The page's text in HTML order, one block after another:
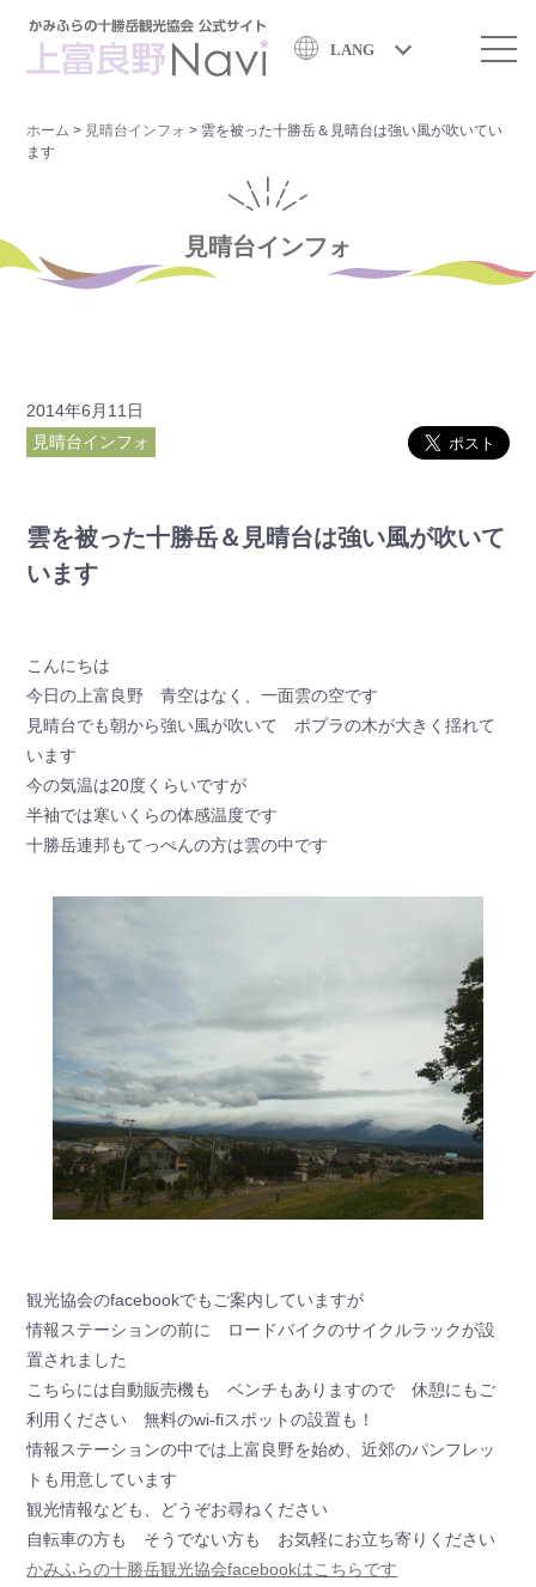
LANG
ホーム > 見晴台インフォ > 雲を被った十勝岳＆見晴台は強い風が吹いてい
ます
見晴台インフォ
2014年6月11日
見晴台インフォ
雲を被った十勝岳＆見晴台は強い風が吹いて
います
こんにちは
今日の上富良野 青空はなく、一面雲の空です
見晴台でも朝から強い風が吹いて ポプラの木が大きく揺れて
います
今の気温は20度くらいですが
半袖では寒いくらの体感温度です
十勝岳連邦もてっぺんの方は雲の中です
観光協会のfacebookでもご案内していますが
情報ステーションの前に ロードバイクのサイクルラックが設
置されました
こちらには自動販売機も ベンチもありますので 休憩にもご
利用ください 無料のwi-fiスポットの設置も！
情報ステーションの中では上富良野を始め、近郊のパンフレッ
トも用意しています
観光情報なども、どうぞお尋ねください
自転車の方も そうでない方も お気軽にお立ち寄りください
かみふらの十勝岳観光協会facebookはこちらです